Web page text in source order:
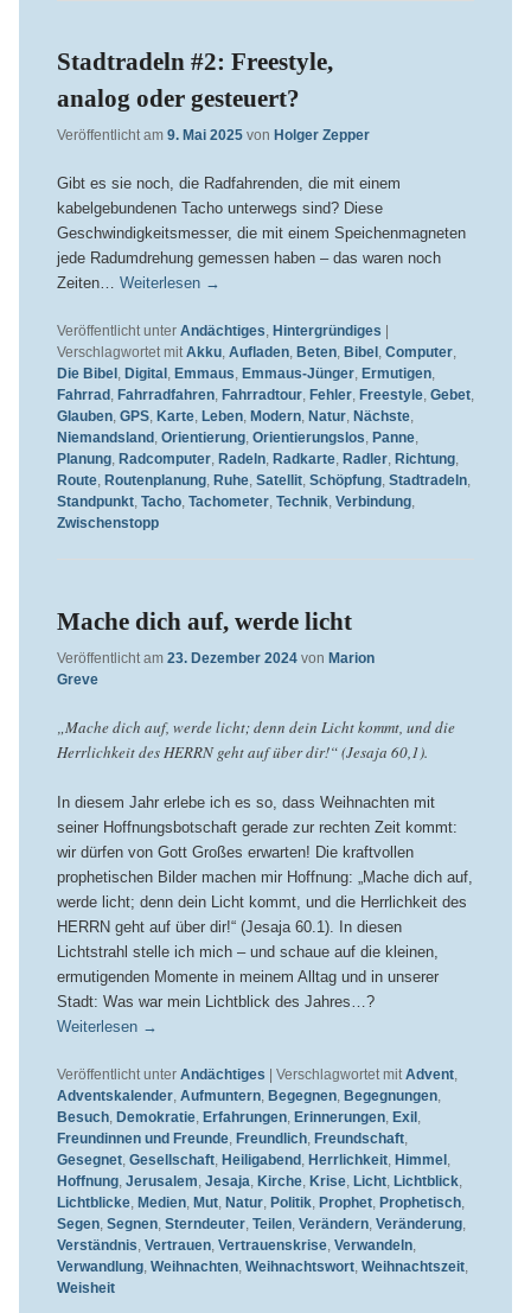
Stadtradeln #2: Freestyle,
analog oder gesteuert?
Veröffentlicht am 9. Mai 2025 von Holger Zepper
Gibt es sie noch, die Radfahrenden, die mit einem
kabelgebundenen Tacho unterwegs sind? Diese
Geschwindigkeitsmesser, die mit einem Speichenmagneten
jede Radumdrehung gemessen haben – das waren noch
Zeiten… Weiterlesen →
Veröffentlicht unter Andächtiges, Hintergründiges
Verschlagwortet mit Akku, Aufladen, Beten, Bibel , Computer,
Die Bibel , Digital , Emmaus, Emmaus-Jünger, Ermutigen,
Fahrrad , Fahrradfahren, Fahrradtour, Fehler, Freestyle, Gebet,
Glauben, GPS, Karte, Leben, Modern, Natur, Nächste,
Niemandsland , Orientierung, Orientierungslos, Panne,
Planung, Radcomputer, Radeln, Radkarte, Radler, Richtung,
Route, Routenplanung, Ruhe, Satellit, Schöpfung, Stadtradeln,
Standpunkt, Tacho, Tachometer, Technik, Verbindung,
Zwischenstopp
Mache dich auf, werde licht
Veröffentlicht am 23. Dezember 2024 von Marion
Greve
„Mache dich auf, werde licht; denn dein Licht kommt, und die
Herrlichkeit des HERRN geht auf über dir!“ (Jesaja 60,1).
In diesem Jahr erlebe ich es so, dass Weihnachten mit
seiner Hoffnungsbotschaft gerade zur rechten Zeit kommt:
wir dürfen von Gott Großes erwarten! Die kraftvollen
prophetischen Bilder machen mir Hoffnung: „Mache dich auf,
werde licht; denn dein Licht kommt, und die Herrlichkeit des
HERRN geht auf über dir!“ (Jesaja 60.1). In diesen
Lichtstrahl stelle ich mich – und schaue auf die kleinen,
ermutigenden Momente in meinem Alltag und in unserer
Stadt: Was war mein Lichtblick des Jahres…?
Weiterlesen →
Veröffentlicht unter Andächtiges Verschlagwortet mit Advent,
Adventskalender, Aufmuntern, Begegnen, Begegnungen,
Besuch, Demokratie, Erfahrungen, Erinnerungen, Exil ,
Freundinnen und Freunde, Freundlich, Freundschaft,
Gesegnet, Gesellschaft, Heiligabend , Herrlichkeit, Himmel ,
Hoffnung, Jerusalem, Jesaja, Kirche, Krise, Licht, Lichtblick,
Lichtblicke, Medien, Mut, Natur, Politik, Prophet, Prophetisch,
Segen, Segnen, Sterndeuter, Teilen, Verändern, Veränderung,
Verständnis, Vertrauen, Vertrauenskrise, Verwandeln,
Verwandlung, Weihnachten, Weihnachtswort, Weihnachtszeit,
Weisheit